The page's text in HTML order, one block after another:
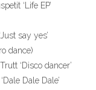
‘Life EP’
say yes’
dance)
‘Disco dancer’
Dale Dale’